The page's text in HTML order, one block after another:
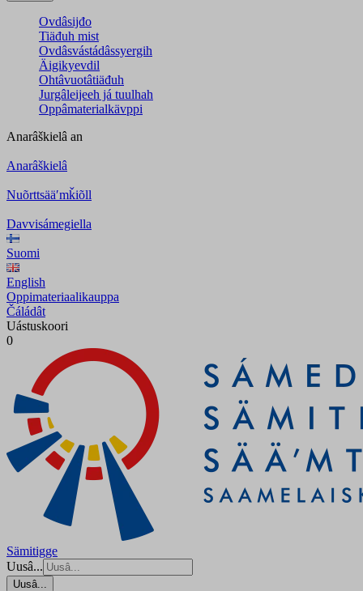
Ovdâsijđo
Tiäđuh mist
Ovdâsvástádâssyergih
Äigikyevdil
Ohtâvuotâtiäđuh
Jurgâleijeeh já tuulhah
Oppâmaterialkävppi
Anarâškielâ an
Anarâškielâ
Nuõrttsääʹmǩiõll
Davvisámegiella
Suomi
English
Oppimateriaalikauppa
Čáládât
Uástuskoori
0
Sämitigge
Uusâ...
Uusâ...